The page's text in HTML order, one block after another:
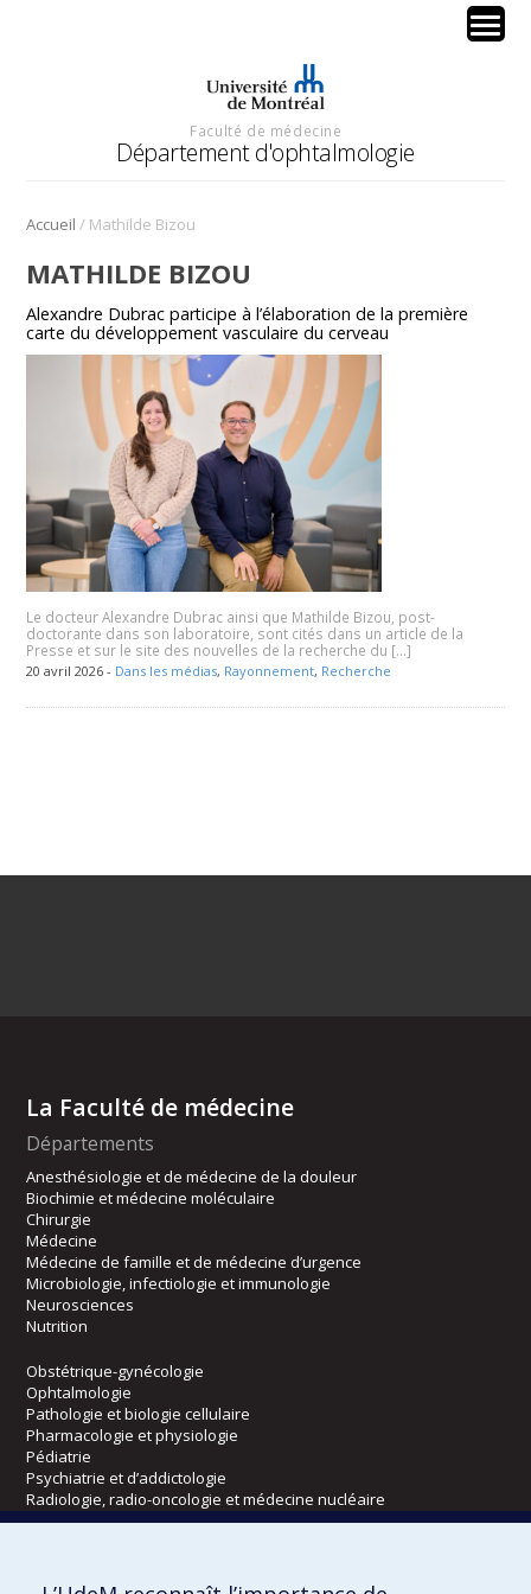
Faculté de médecine
Département d'ophtalmologie
Accueil / Mathilde Bizou
MATHILDE BIZOU
Alexandre Dubrac participe à l’élaboration de la première
carte du développement vasculaire du cerveau
Le docteur Alexandre Dubrac ainsi que Mathilde Bizou, post-
doctorante dans son laboratoire, sont cités dans un article de la
Presse et sur le site des nouvelles de la recherche du […]
20 avril 2026 - Dans les médias, Rayonnement, Recherche
La Faculté de médecine
Départements
Anesthésiologie et de médecine de la douleur
Biochimie et médecine moléculaire
Chirurgie
Médecine
Médecine de famille et de médecine d’urgence
Microbiologie, infectiologie et immunologie
Neurosciences
Nutrition
Obstétrique-gynécologie
Ophtalmologie
Pathologie et biologie cellulaire
Pharmacologie et physiologie
Pédiatrie
Psychiatrie et d’addictologie
Radiologie, radio-oncologie et médecine nucléaire